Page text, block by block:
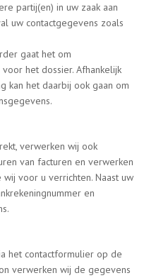
partij(en) in uw zaak aan
uw contactgegevens zoals
gaat het om
het dossier. Afhankelijk
kan het daarbij ook gaan om
verwerken wij ook
van facturen en verwerken
voor u verrichten. Naast uw
en
het contactformulier op de
verwerken wij de gegevens